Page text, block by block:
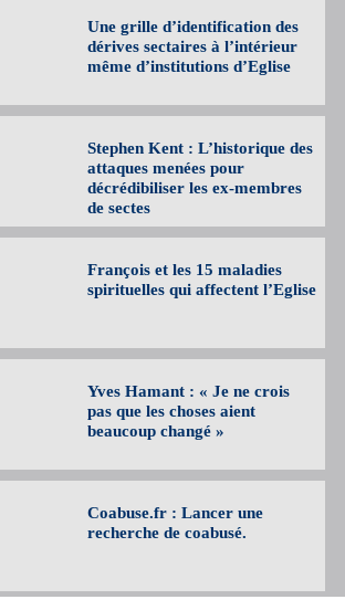
Une grille d’identification des
dérives sectaires à l’intérieur
même d’institutions d’Eglise
Stephen Kent : L’historique des
attaques menées pour
décrédibiliser les ex-membres
de sectes
François et les 15 maladies
spirituelles qui affectent l’Eglise
Yves Hamant : « Je ne crois
pas que les choses aient
beaucoup changé »
Coabuse.fr : Lancer une
recherche de coabusé.